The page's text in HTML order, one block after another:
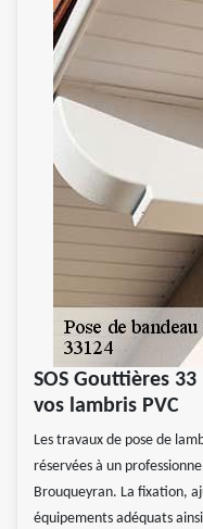
SOS Gouttières
vos lambris PVC
Les travaux de pose de
réservées à un
Brouqueyran. La fixation,
équipements adéquats